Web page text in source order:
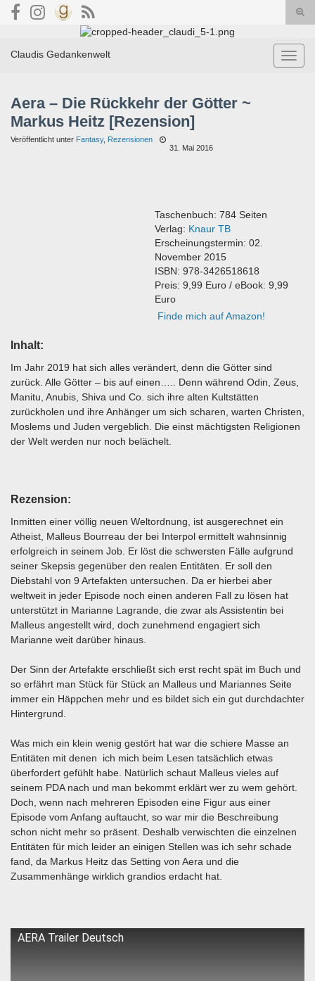
Search for:
Claudis Gedankenwelt
Aera – Die Rückkehr der Götter ~
Markus Heitz [Rezension]
Veröffentlicht unter Fantasy, Rezensionen
31. Mai 2016
Taschenbuch: 784 Seiten
Verlag: Knaur TB
Erscheinungstermin: 02.
November 2015
ISBN: 978-3426518618
Preis: 9,99 Euro / eBook: 9,99
Euro
Finde mich auf Amazon!
Inhalt:
Im Jahr 2019 hat sich alles verändert, denn die Götter sind
zurück. Alle Götter – bis auf einen….. Denn während Odin, Zeus,
Manitu, Anubis, Shiva und Co. sich ihre alten Kultstätten
zurückholen und ihre Anhänger um sich scharen, warten Christen,
Moslems und Juden vergeblich. Die einst mächtigsten Religionen
der Welt werden nur noch belächelt.
Rezension:
Inmitten einer völlig neuen Weltordnung, ist ausgerechnet ein
Atheist, Malleus Bourreau der bei Interpol ermittelt wahnsinnig
erfolgreich in seinem Job. Er löst die schwersten Fälle aufgrund
seiner Skepsis gegenüber den realen Entitäten. Er soll den
Diebstahl von 9 Artefakten untersuchen. Da er hierbei aber
weltweit in jeder Episode noch einen anderen Fall zu lösen hat
unterstützt in Marianne Lagrande, die zwar als Assistentin bei
Malleus angestellt wird, doch zunehmend engagiert sich
Marianne weit darüber hinaus.
Der Sinn der Artefakte erschließt sich erst recht spät im Buch und
so erfährt man Stück für Stück an Malleus und Mariannes Seite
immer ein Häppchen mehr und es bildet sich ein gut durchdachter
Hintergrund.
Was mich ein klein wenig gestört hat war die schiere Masse an
Entitäten mit denen ich mich beim Lesen tatsächlich etwas
überfordert gefühlt habe. Natürlich schaut Malleus vieles auf
seinem PDA nach und man bekommt erklärt wer zu wem gehört.
Doch, wenn nach mehreren Episoden eine Figur aus einer
Episode vom Anfang auftaucht, so war mir die Beschreibung
schon nicht mehr so präsent. Deshalb verwischten die einzelnen
Entitäten für mich leider an einigen Stellen was ich sehr schade
fand, da Markus Heitz das Setting von Aera und die
Zusammenhänge wirklich grandios erdacht hat.
AERA Trailer Deutsch